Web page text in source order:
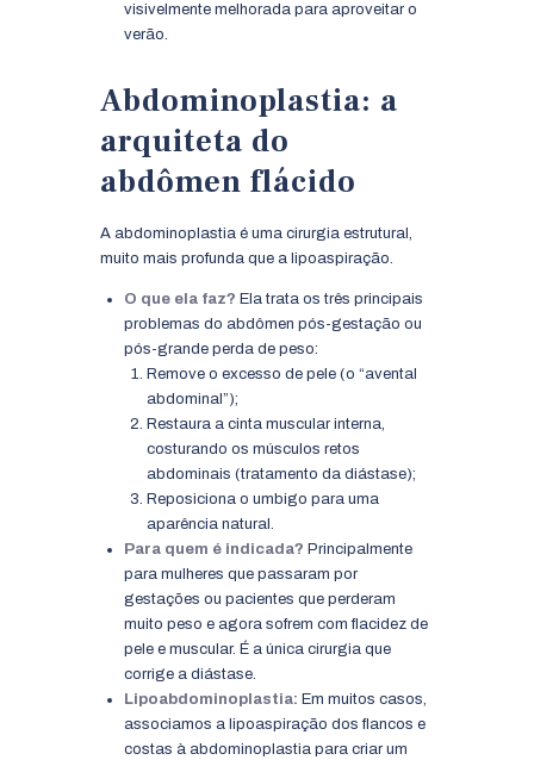
visivelmente melhorada para aproveitar o
verão.
Abdominoplastia: a
arquiteta do
abdômen flácido
A abdominoplastia é uma cirurgia estrutural,
muito mais profunda que a lipoaspiração.
O que ela faz? Ela trata os três principais
problemas do abdômen pós-gestação ou
pós-grande perda de peso:
Remove o excesso de pele (o “avental
abdominal”);
Restaura a cinta muscular interna,
costurando os músculos retos
abdominais (tratamento da diástase);
Reposiciona o umbigo para uma
aparência natural.
Para quem é indicada? Principalmente
para mulheres que passaram por
gestações ou pacientes que perderam
muito peso e agora sofrem com flacidez de
pele e muscular. É a única cirurgia que
corrige a diástase.
Lipoabdominoplastia: Em muitos casos,
associamos a lipoaspiração dos flancos e
costas à abdominoplastia para criar um